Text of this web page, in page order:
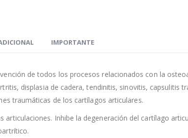
IMPORTANTE
de todos los procesos relacionados con la
displasia de cadera, tendinitis, sinovitis, capsulitis
traumáticas de los cartílagos articulares.
articulaciones. Inhibe la degeneración del cartílago